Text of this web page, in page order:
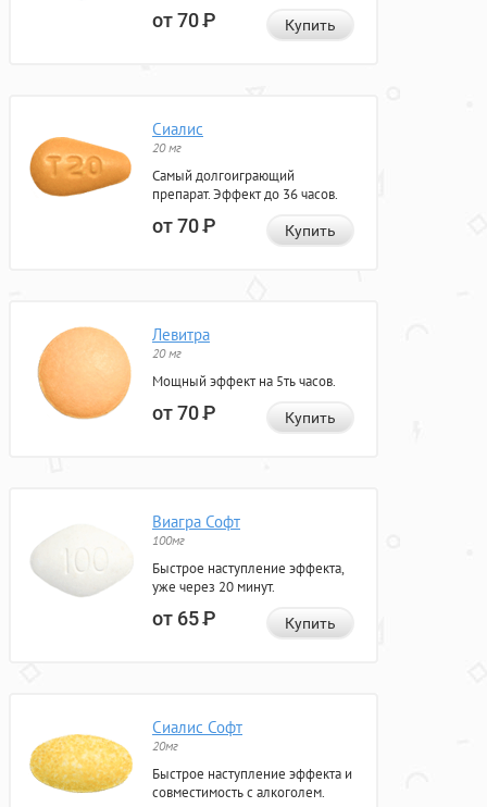
от 70Р Купить
Сиалис
20 мг
Самый долгоиграющий
препарат. Эффект до 36 часов.
от 70Р Купить
Левитра
20 мг
Мощный эффект на 5ть часов.
от 70Р Купить
Виагра Софт
100мг
Быстрое наступление эффекта,
уже через 20 минут.
от 65Р Купить
Сиалис Софт
20мг
Быстрое наступление эффекта и
совместимость с алкоголем.